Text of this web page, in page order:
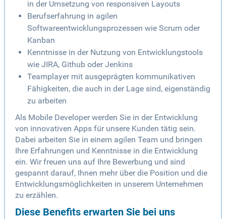
in der Umsetzung von responsiven Layouts
Berufserfahrung in agilen
Softwareentwicklungsprozessen wie Scrum oder
Kanban
Kenntnisse in der Nutzung von Entwicklungstools
wie JIRA, Github oder Jenkins
Teamplayer mit ausgeprägten kommunikativen
Fähigkeiten, die auch in der Lage sind, eigenständig
zu arbeiten
Als Mobile Developer werden Sie in der Entwicklung
von innovativen Apps für unsere Kunden tätig sein.
Dabei arbeiten Sie in einem agilen Team und bringen
Ihre Erfahrungen und Kenntnisse in die Entwicklung
ein. Wir freuen uns auf Ihre Bewerbung und sind
gespannt darauf, Ihnen mehr über die Position und die
Entwicklungsmöglichkeiten in unserem Unternehmen
zu erzählen.
Diese Benefits erwarten Sie bei uns